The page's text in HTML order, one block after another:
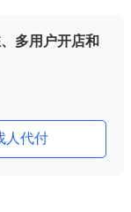
多用户开店和
人代付